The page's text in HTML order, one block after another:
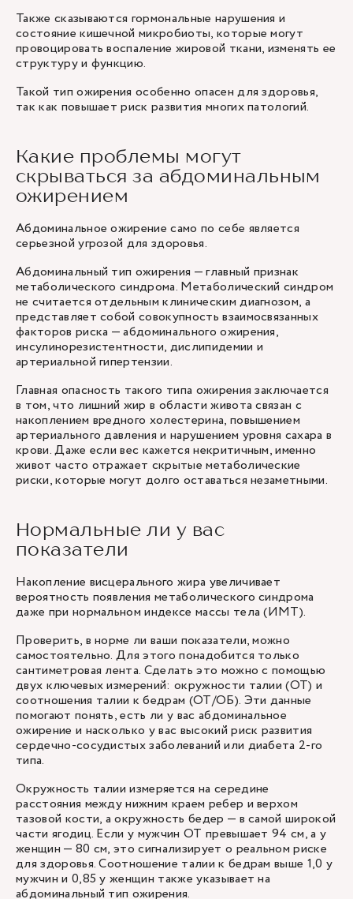
Также сказываются гормональные нарушения и
состояние кишечной микробиоты, которые могут
провоцировать воспаление жировой ткани, изменять ее
структуру и функцию.
Такой тип ожирения особенно опасен для здоровья,
так как повышает риск развития многих патологий.
Какие проблемы могут
скрываться за абдоминальным
ожирением
Абдоминальное ожирение само по себе является
серьезной угрозой для здоровья.
Абдоминальный тип ожирения — главный признак
метаболического синдрома. Метаболический синдром
не считается отдельным клиническим диагнозом, а
представляет собой совокупность взаимосвязанных
факторов риска — абдоминального ожирения,
инсулинорезистентности, дислипидемии и
артериальной гипертензии.
Главная опасность такого типа ожирения заключается
в том, что лишний жир в области живота связан с
накоплением вредного холестерина, повышением
артериального давления и нарушением уровня сахара в
крови. Даже если вес кажется некритичным, именно
живот часто отражает скрытые метаболические
риски, которые могут долго оставаться незаметными.
Нормальные ли у вас
показатели
Накопление висцерального жира увеличивает
вероятность появления метаболического синдрома
даже при нормальном индексе массы тела (ИМТ).
Проверить, в норме ли ваши показатели, можно
самостоятельно. Для этого понадобится только
сантиметровая лента. Сделать это можно с помощью
двух ключевых измерений: окружности талии (ОТ) и
соотношения талии к бедрам (ОТ/ОБ). Эти данные
помогают понять, есть ли у вас абдоминальное
ожирение и насколько у вас высокий риск развития
сердечно-сосудистых заболеваний или диабета 2-го
типа.
Окружность талии измеряется на середине
расстояния между нижним краем ребер и верхом
тазовой кости, а окружность бедер — в самой широкой
части ягодиц. Если у мужчин ОТ превышает 94 см, а у
женщин — 80 см, это сигнализирует о реальном риске
для здоровья. Соотношение талии к бедрам выше 1,0 у
мужчин и 0,85 у женщин также указывает на
абдоминальный тип ожирения.